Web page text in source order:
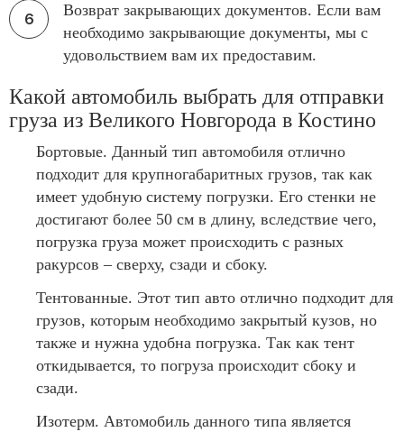
Возврат закрывающих документов. Если вам
необходимо закрывающие документы, мы с
удовольствием вам их предоставим.
Какой автомобиль выбрать для отправки
груза из Великого Новгорода в Костино
Бортовые. Данный тип автомобиля отлично
подходит для крупногабаритных грузов, так как
имеет удобную систему погрузки. Его стенки не
достигают более 50 см в длину, вследствие чего,
погрузка груза может происходить с разных
ракурсов – сверху, сзади и сбоку.
Тентованные. Этот тип авто отлично подходит для
грузов, которым необходимо закрытый кузов, но
также и нужна удобна погрузка. Так как тент
откидывается, то погруза происходит сбоку и
сзади.
Изотерм. Автомобиль данного типа является